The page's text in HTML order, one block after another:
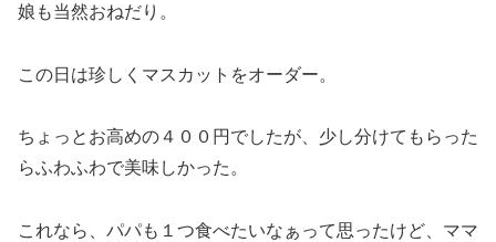
娘も当然おねだり。
この日は珍しくマスカットをオーダー。
ちょっとお高めの４００円でしたが、少し分けてもらった
らふわふわで美味しかった。
これなら、パパも１つ食べたいなぁって思ったけど、ママ